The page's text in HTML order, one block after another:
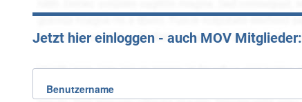
Jetzt hier einloggen - auch MOV Mitglieder:
Benutzername